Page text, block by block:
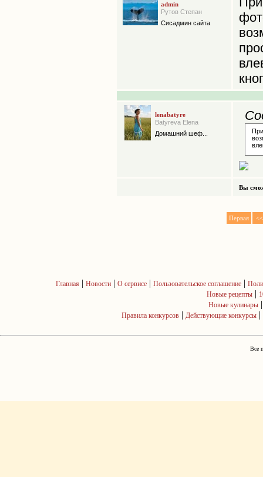
admin
Рутов Степан
Сисадмин сайта
lenabatyre
Batyreva Elena
Домашний шеф...
Вы
Первая <<
Главная | Новости| О сервисе| Пользовательское соглашение|
Новые рецепты |
Новые кулинары
Правила конкурсов | Действующие конкурсы |
Все